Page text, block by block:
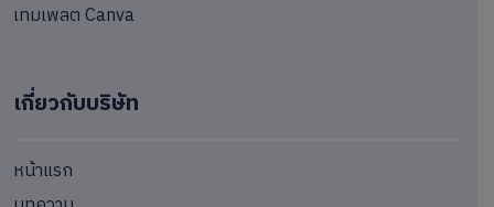
เทมเพลต Canva
เกี่ยวกับบริษัท
หน้าแรก